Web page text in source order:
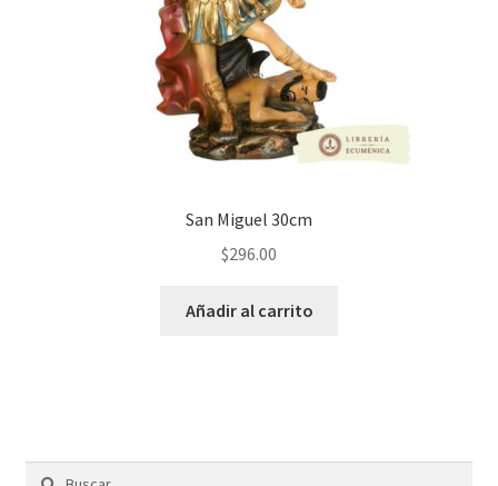
San Miguel 30cm
$296.00
Añadir al carrito
Buscar: